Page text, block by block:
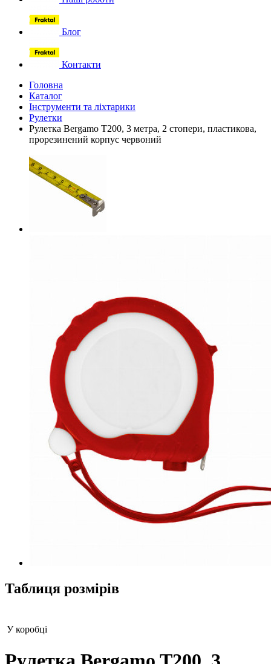
Блог
Контакти
Головна
Каталог
Інструменти та ліхтарики
Рулетки
Рулетка Bergamo T200, 3 метра, 2 стопери, пластикова,
прорезинений корпус червоний
Таблиця розмірів
У коробці